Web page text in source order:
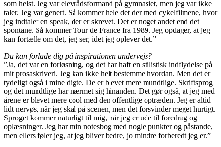
som helst. Jeg var elevrådsformand på gymnasiet, men jeg var ikke
taler. Jeg var genert. Så kommer hele det der med cykelfilmene, hvor
jeg indtaler en speak, der er skrevet. Det er noget andet end det
spontane. Så kommer Tour de France fra 1989. Jeg opdager, at jeg
kan fortælle om det, jeg ser, idet jeg oplever det.”
Du kan forlade dig på inspirationen undervejs?
”Ja, det var en forløsning, og det har haft en stilistisk indflydelse på
mit prosaskriveri. Jeg kan ikke helt bestemme hvordan. Men det er
tydeligt også i mine digte. De er blevet mere mundtlige. Skriftsprog
og det mundtlige har nærmet sig hinanden. Det gør også, at jeg med
årene er blevet mere cool med den offentlige optræden. Jeg er altid
lidt nervøs, når jeg skal på scenen, men det forsvinder meget hurtigt.
Sproget kommer naturligt til mig, når jeg er ude til foredrag og
oplæsninger. Jeg har min notesbog med nogle punkter og påstande,
men ellers føler jeg, at jeg bliver bedre, jo mindre forberedt jeg er.”